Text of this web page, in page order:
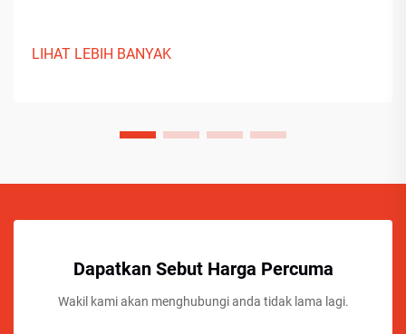
LIHAT LEBIH BANYAK
Dapatkan Sebut Harga Percuma
Wakil kami akan menghubungi anda tidak lama lagi.